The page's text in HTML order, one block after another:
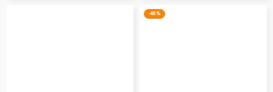
-46 %